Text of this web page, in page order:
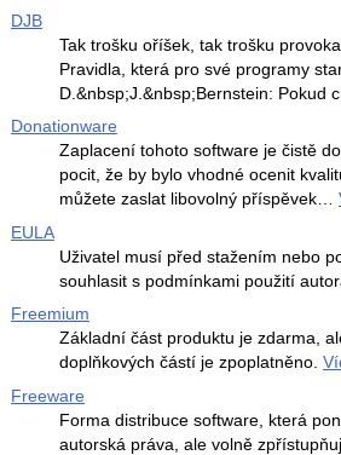
DJB
Tak trošku oříšek, tak trošku
Pravidla, která pro své programy
D.&nbsp;J.&nbsp;Bernstein: Pokud
Donationware
Zaplacení tohoto software je čistě
pocit, že by bylo vhodné ocenit
můžete zaslat libovolný příspěvek…
EULA
Uživatel musí před stažením nebo
souhlasit s podmínkami použití
Freemium
Základní část produktu je zdarma,
doplňkových částí je zpoplatněno.
Freeware
Forma distribuce software, která
autorská práva, ale volně